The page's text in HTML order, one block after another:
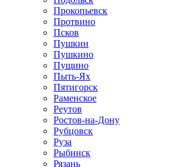
Прокопьевск
Протвино
Псков
Пушкин
Пушкино
Пущино
Пыть-Ях
Пятигорск
Раменское
Реутов
Ростов-на-Дону
Рубцовск
Руза
Рыбинск
Рязань